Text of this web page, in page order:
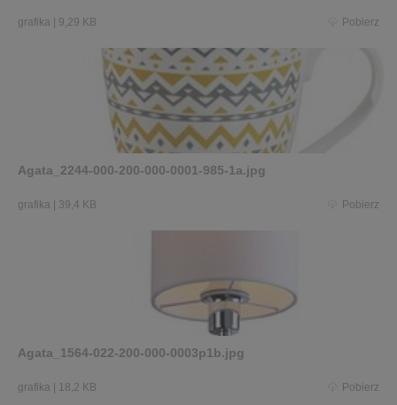
grafika | 9,29 KB Pobierz
Agata_2244-000-200-000-0001-985-1a.jpg
grafika | 39,4 KB Pobierz
Agata_1564-022-200-000-0003p1b.jpg
grafika | 18,2 KB Pobierz